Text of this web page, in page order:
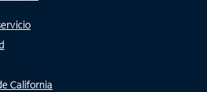
California